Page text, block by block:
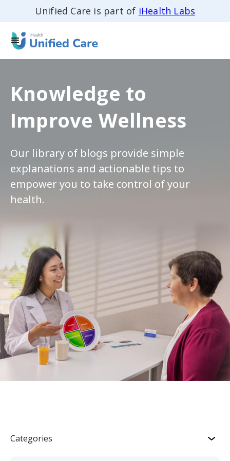
Unified Care is part of iHealth Labs
Knowledge to
Improve Wellness
Our library of blogs provide simple
explanations and actionable tips to
empower you to take control of your
health.
Categories